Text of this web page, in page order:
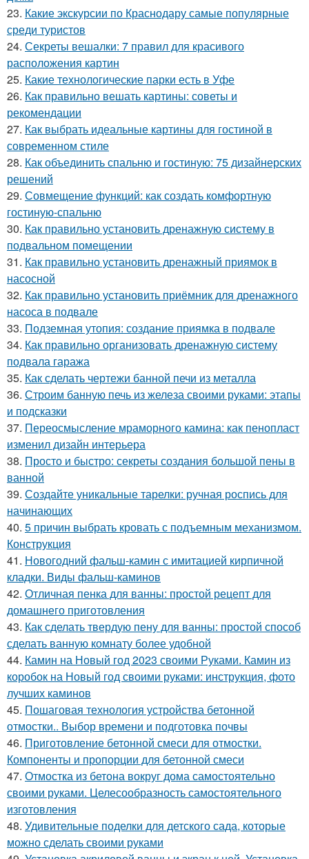
23. Какие экскурсии по Краснодару самые популярные
среди туристов
24. Секреты вешалки: 7 правил для красивого
расположения картин
25. Какие технологические парки есть в Уфе
26. Как правильно вешать картины: советы и
рекомендации
27. Как выбрать идеальные картины для гостиной в
современном стиле
28. Как объединить спальню и гостиную: 75 дизайнерских
решений
29. Совмещение функций: как создать комфортную
гостиную-спальню
30. Как правильно установить дренажную систему в
подвальном помещении
31. Как правильно установить дренажный приямок в
насосной
32. Как правильно установить приёмник для дренажного
насоса в подвале
33. Подземная утопия: создание приямка в подвале
34. Как правильно организовать дренажную систему
подвала гаража
35. Как сделать чертежи банной печи из металла
36. Строим банную печь из железа своими руками: этапы
и подсказки
37. Переосмысление мраморного камина: как пенопласт
изменил дизайн интерьера
38. Просто и быстро: секреты создания большой пены в
ванной
39. Создайте уникальные тарелки: ручная роспись для
начинающих
40. 5 причин выбрать кровать с подъемным механизмом.
Конструкция
41. Новогодний фальш-камин с имитацией кирпичной
кладки. Виды фальш-каминов
42. Отличная пенка для ванны: простой рецепт для
домашнего приготовления
43. Как сделать твердую пену для ванны: простой способ
сделать ванную комнату более удобной
44. Камин на Новый год 2023 своими Руками. Камин из
коробок на Новый год своими руками: инструкция, фото
лучших каминов
45. Пошаговая технология устройства бетонной
отмостки.. Выбор времени и подготовка почвы
46. Приготовление бетонной смеси для отмостки.
Компоненты и пропорции для бетонной смеси
47. Отмостка из бетона вокруг дома самостоятельно
своими руками. Целесообразность самостоятельного
изготовления
48. Удивительные поделки для детского сада, которые
можно сделать своими руками